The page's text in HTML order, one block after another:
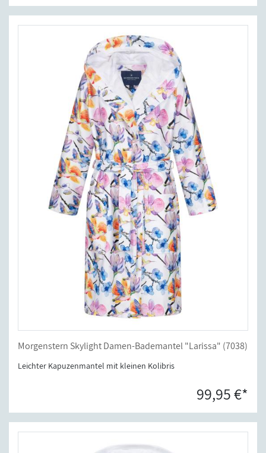
Morgenstern Skylight Damen-Bademantel "Larissa" (7038)
Leichter Kapuzenmantel mit kleinen Kolibris
99,95 €*